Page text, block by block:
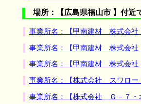
場所：【広島県福山市 】付近
事業所名：【甲南建材 株式会社
事業所名：【甲南建材 株式会社
事業所名：【甲南建材 株式会社
事業所名：【株式会社 スワロー
事業所名：【株式会社 Ｇ－７・